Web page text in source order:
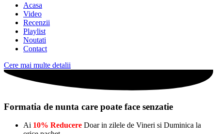
Acasa
Video
Recenzii
Playlist
Noutati
Contact
Cere mai multe detalii
Formatia de nunta care poate face senzatie
Ai 10% Reducere Doar in zilele de Vineri si Duminica la